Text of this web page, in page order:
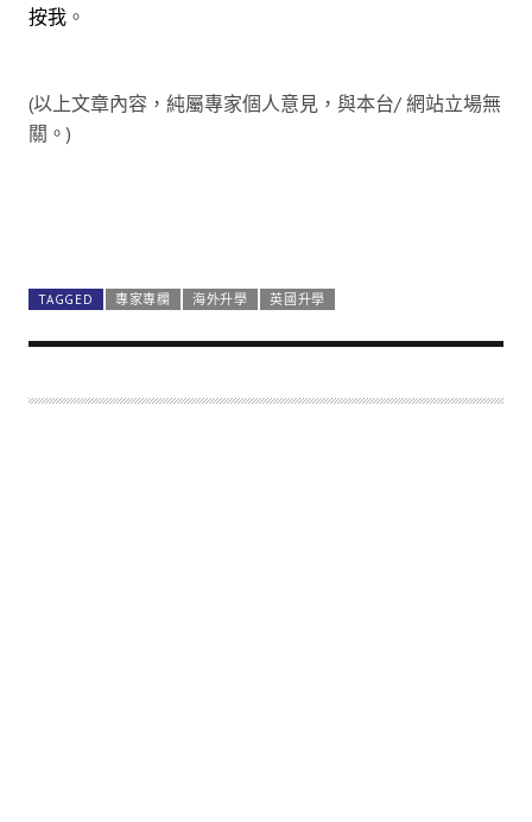
按我 。
(以上文章內容，純屬專家個人意見，與本台/ 網站立場無
關。)
TAGGED 專家專欄 海外升學 英國升學